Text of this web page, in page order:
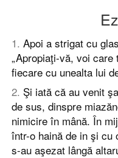
1. Apoi a strigat cu
„Apropiaţi-vă, voi
fiecare cu unealta lui
2. Şi iată că au venit
de sus, dinspre
nimicire în mână. În
într-o haină de in şi cu
s-au aşezat lângă